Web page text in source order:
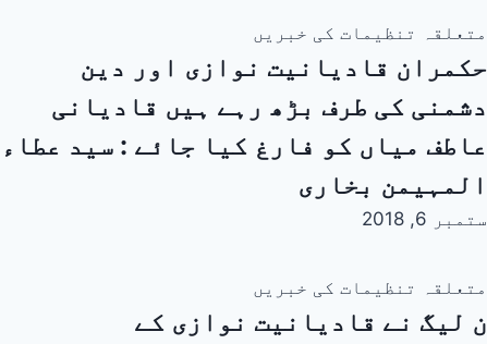
متعلقہ تنظیمات کی خبریں
حکمران قادیانیت نوازی اور دین
دشمنی کی طرف بڑھ رہے ہیں قادیانی
عاطف میاں کو فارغ کیا جائے : سید عطاء
المہیمن بخاری
ستمبر 6, 2018
متعلقہ تنظیمات کی خبریں
ن لیگ نے قادیانیت نوازی کے